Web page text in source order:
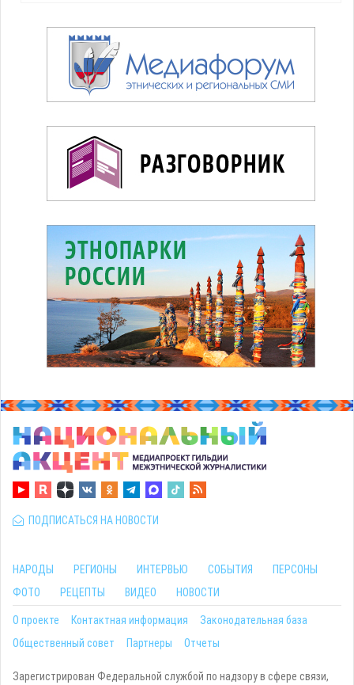
ПОДПИСАТЬСЯ НА НОВОСТИ
НАРОДЫ РЕГИОНЫ ИНТЕРВЬЮ СОБЫТИЯ
ПЕРСОНЫ
ФОТО
РЕЦЕПТЫ ВИДЕО НОВОСТИ
О проекте Контактная информация
Законодательная база
Общественный совет
Партнеры Отчеты
Зарегистрирован Федеральной службой по надзору в сфере связи,